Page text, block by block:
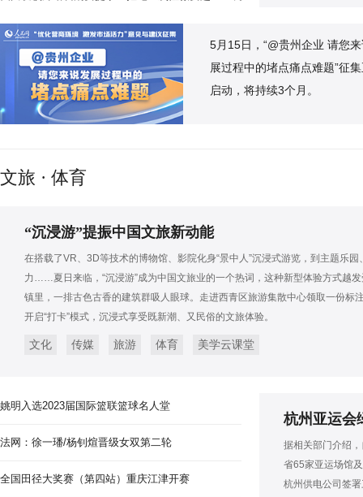
5月15日，“@贵州企业 请您
展过程中的堵点痛点难题”征
启动，将持续3个月。
文旅 · 体育
“沉浸游”提振中国文旅新动能
在搭载了VR、3D等技术的博物馆、影院化身“景中人”沉浸式游览，到主题乐
力……夏日来临，“沉浸游”成为中国文旅业的一个热词，这种新型体验方式越
镇里，一排古色古香的建筑群吸人眼球。走进西青区旅游集散中心领取一份标
开启“打卡”模式，沉浸式享受既新潮、又民俗的文旅体验。
文化 传媒 旅游 体育 美学云课堂
杭州亚运会
据相关部门介绍
省65家亚运场馆
杭州供电公司签
姚明入选2023届国际篮联篮球名人堂
法网：徐一璠/杨钊煊晋级女双第二轮
全国田径大奖赛（第四站）重庆江津开赛